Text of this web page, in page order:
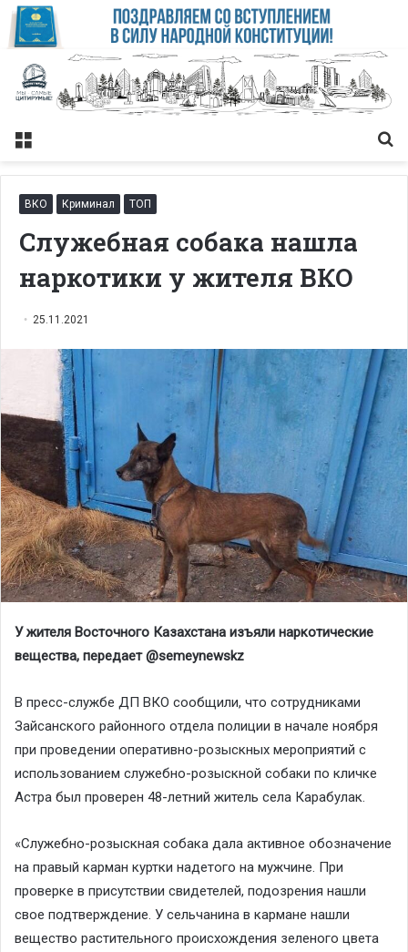
Меню
ВКО Криминал ТОП
Служебная собака нашла
наркотики у жителя ВКО
25.11.2021
У жителя Восточного Казахстана изъяли наркотические
вещества, передает @semeynewskz
В пресс-службе ДП ВКО сообщили, что сотрудниками
Зайсанского районного отдела полиции в начале ноября
при проведении оперативно-розыскных мероприятий с
использованием служебно-розыскной собаки по кличке
Астра был проверен 48-летний житель села Карабулак.
«Служебно-розыскная собака дала активное обозначение
на правый карман куртки надетого на мужчине. При
проверке в присутствии свидетелей, подозрения нашли
свое подтверждение. У сельчанина в кармане нашли
вещество растительного происхождения зеленого цвета